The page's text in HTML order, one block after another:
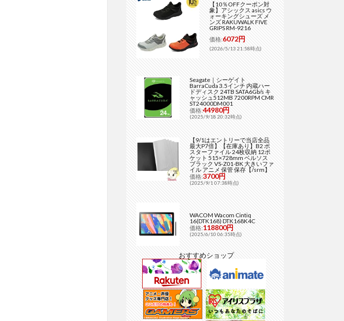
【10％OFFクーポン対
象】アシックス asics ウ
ォーキングシューズ メ
ンズ RAKUWALK FIVE
GRIPS RM-9216
価格:6072円
(2026/5/13 21:58時点)
Seagate｜シーゲイト
BarraCuda 3.5インチ 内蔵ハー
ドディスク 24TB SATA6Gb/s キ
ャッシュ512MB 7200RPM CMR
ST24000DM001
価格:44980円
(2025/9/18 20:32時点)
【9/1はエントリーで当店全品
最大P7倍】【在庫あり】B2 ポ
スターファイル 24枚収納 12ポ
ケット 515×728mm ベルソス
ブラック VS-Z01-BK 大きいファ
イル アニメ 保管 保存【/srm】
価格:3700円
(2025/9/1 07:38時点)
WACOM Wacom Cintiq
16(DTK168) DTK168K4C
価格:118800円
(2025/6/10 06:35時点)
おすすめショップ